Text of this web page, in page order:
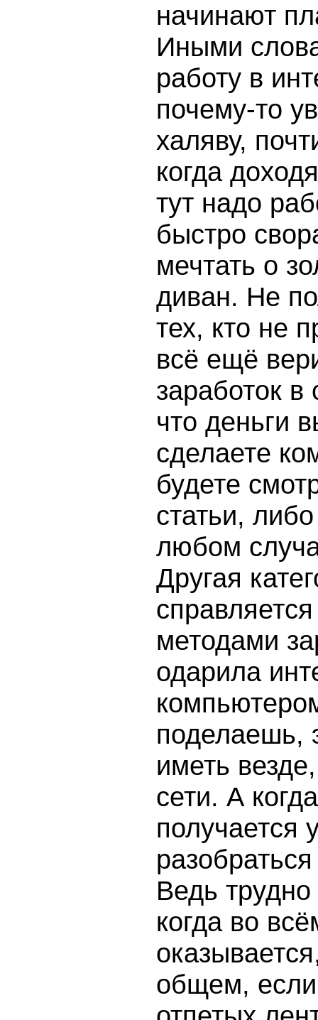
начинают
Иными
работу в
почему-то
халяву,
когда
тут надо
быстро
мечтать о
диван. Не
тех, кто не
всё ещё
заработок в
что деньги
сделаете
будете
статьи,
любом
Другая
методами
одарила
поделаешь,
иметь
сети. А
получается
Ведь
когда во
общем, если